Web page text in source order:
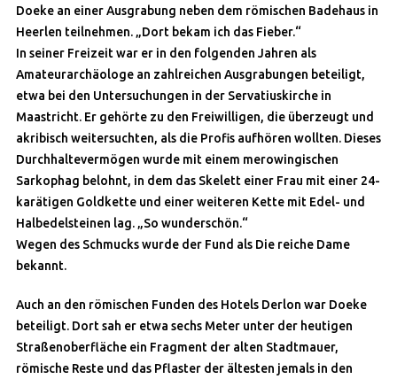
Doeke an einer Ausgrabung neben dem römischen Badehaus in
Heerlen teilnehmen. „Dort bekam ich das Fieber.“
In seiner Freizeit war er in den folgenden Jahren als
Amateurarchäologe an zahlreichen Ausgrabungen beteiligt,
etwa bei den Untersuchungen in der Servatiuskirche in
Maastricht. Er gehörte zu den Freiwilligen, die überzeugt und
akribisch weitersuchten, als die Profis aufhören wollten. Dieses
Durchhaltevermögen wurde mit einem merowingischen
Sarkophag belohnt, in dem das Skelett einer Frau mit einer 24-
karätigen Goldkette und einer weiteren Kette mit Edel- und
Halbedelsteinen lag. „So wunderschön.“
Wegen des Schmucks wurde der Fund als Die reiche Dame
bekannt.
Auch an den römischen Funden des Hotels Derlon war Doeke
beteiligt. Dort sah er etwa sechs Meter unter der heutigen
Straßenoberfläche ein Fragment der alten Stadtmauer,
römische Reste und das Pflaster der ältesten jemals in den